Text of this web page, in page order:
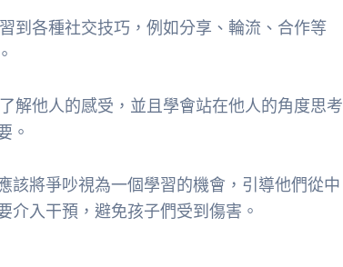
到各種社交技巧，例如分享、輪流、合作等
解他人的感受，並且學會站在他人的角度思考
。
該將爭吵視為一個學習的機會，引導他們從中
介入干預，避免孩子們受到傷害。